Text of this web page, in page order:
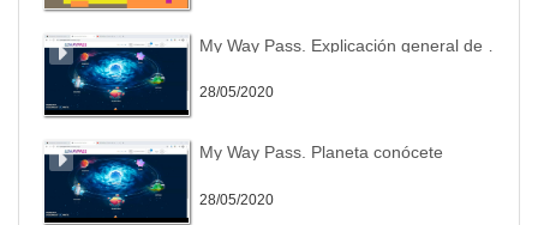
28/05/2020
My Way Pass. Planeta conócete
28/05/2020